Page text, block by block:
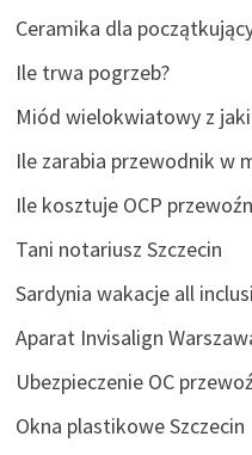
Ceramika dla
Ile trwa pogrzeb?
Miód wielokwiatowy z
Ile zarabia przewodnik w
Ile kosztuje OCP
Tani notariusz Szczecin
Sardynia wakacje all
Aparat Invisalign
Ubezpieczenie OC
Okna plastikowe Szczecin